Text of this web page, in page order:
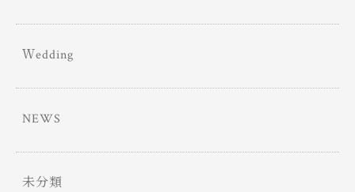
Ｗedding
NEWS
未分類